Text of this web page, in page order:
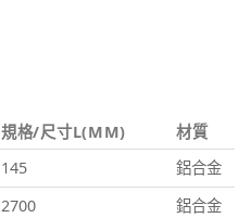
規格/尺寸L(MM)
材質
145
鋁合金
2700
鋁合金